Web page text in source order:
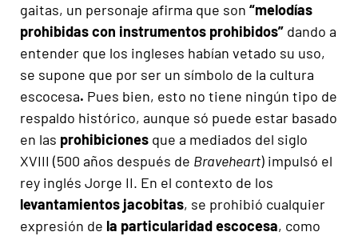
gaitas, un personaje afirma que son “melodías
prohibidas con instrumentos prohibidos” dando a
entender que los ingleses habían vetado su uso,
se supone que por ser un símbolo de la cultura
escocesa. Pues bien, esto no tiene ningún tipo de
respaldo histórico, aunque só puede estar basado
en las prohibiciones que a mediados del siglo
XVIII (500 años después de Braveheart) impulsó el
rey inglés Jorge II. En el contexto de los
levantamientos jacobitas, se prohibió cualquier
expresión de la particularidad escocesa, como